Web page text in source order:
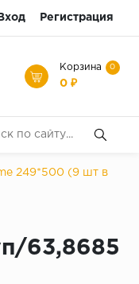
Вход Регистрация
Корзина 0
0 ₽
249*500 (9 шт в
63,8685